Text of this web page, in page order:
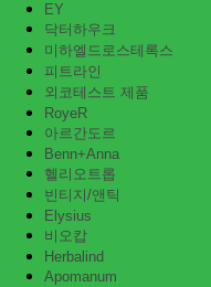
EY
닥터하우크
미하엘드로스테록스
피트라인
외코테스트 제품
RoyeR
아르간도르
Benn+Anna
헬리오트롭
빈티지/앤틱
Elysius
비오캅
Herbalind
Apomanum